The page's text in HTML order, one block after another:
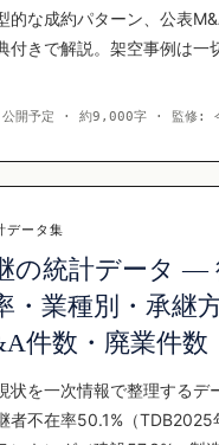
的な成約パターン、公表
付きで解説。架空事例は一
開予定 · 約9,000字 · 監修:
ータ集
の統計データ —
・業種別・承継
件数・廃業件数
状を一次情報で整理するデ
者不在率50.1%（TDB2025